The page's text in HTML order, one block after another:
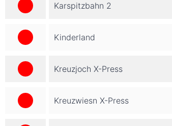
Karspitzbahn 2
Kinderland
Kreuzjoch X-Press
Kreuzwiesn X-Press